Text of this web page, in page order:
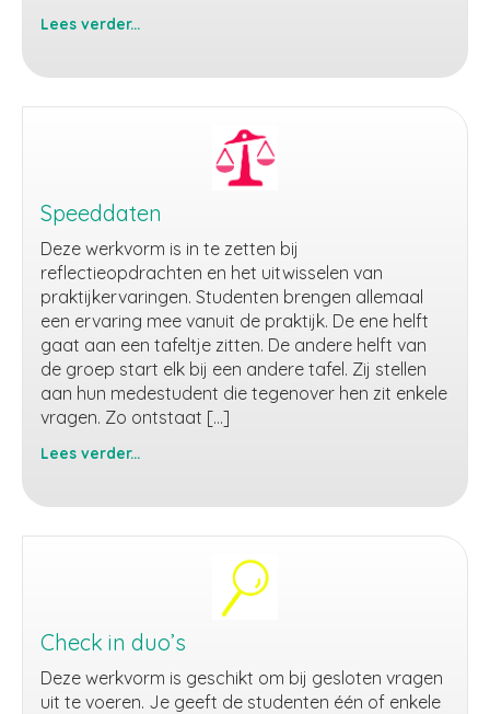
Lees verder...
Speeddaten
Deze werkvorm is in te zetten bij
reflectieopdrachten en het uitwisselen van
praktijkervaringen. Studenten brengen allemaal
een ervaring mee vanuit de praktijk. De ene helft
gaat aan een tafeltje zitten. De andere helft van
de groep start elk bij een andere tafel. Zij stellen
aan hun medestudent die tegenover hen zit enkele
vragen. Zo ontstaat […]
Lees verder...
Check in duo’s
Deze werkvorm is geschikt om bij gesloten vragen
uit te voeren. Je geeft de studenten één of enkele